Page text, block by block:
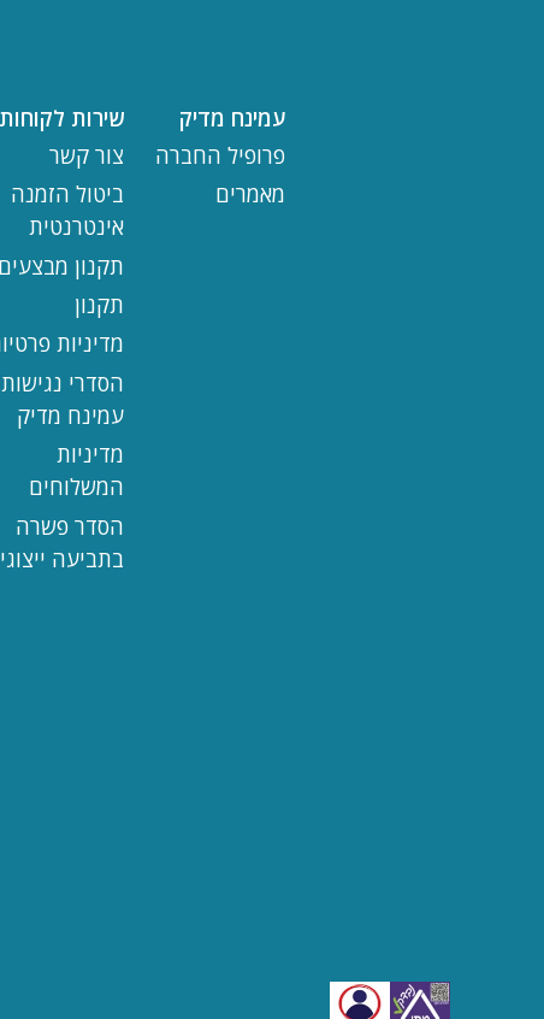
עמינח מדיק
פרופיל החברה
מאמרים
שירות לקוחות
צור קשר
ביטול הזמנה
אינטרנטית
תקנון מבצעים
תקנון
מדיניות
הסדרי נגישות
עמינח מדיק
מדיניות
המשלוחים
הסדר פשרה
בתביעה